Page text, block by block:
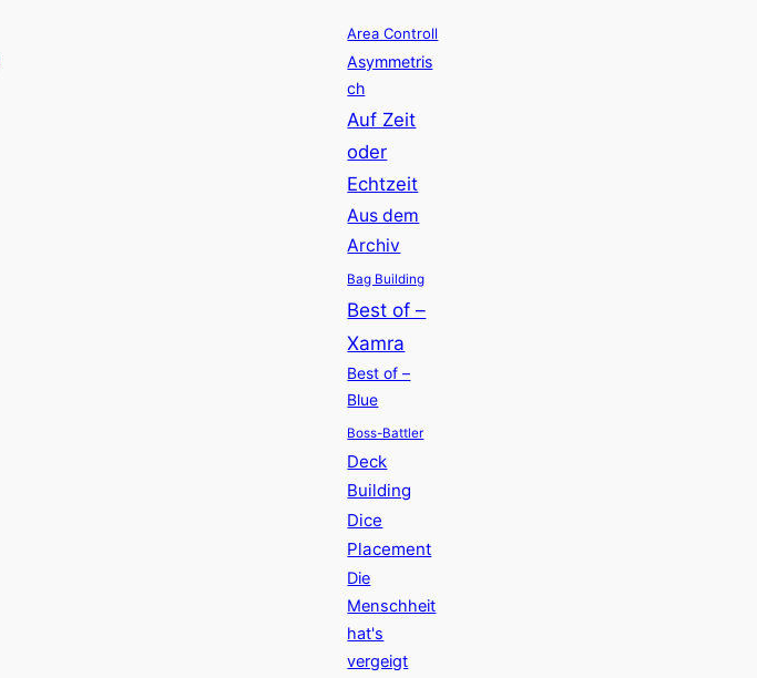
Area Controll
Asymmetris
ch
Auf Zeit
oder
Echtzeit
Aus dem
Archiv
Bag Building
Best of –
Xamra
Best of –
Blue
Boss-Battler
Deck
Building
Dice
Placement
Die
Menschheit
hat's
vergeigt